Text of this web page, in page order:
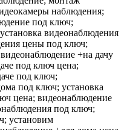
наблюдения;
под ключ;
видеонаблюдения
цены под ключ;
+на дачу
под ключ цена;
под ключ;
под ключ; установка
цена; видеонаблюдение
под ключ;
установим